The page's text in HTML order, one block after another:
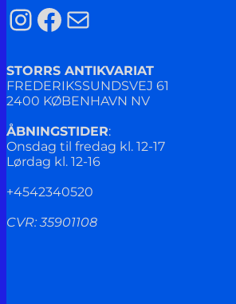
Instagram
Facebook
Mail
STORRS ANTIKVARIAT
FREDERIKSSUNDSVEJ 61
2400 KØBENHAVN NV
ÅBNINGSTIDER:
Onsdag til fredag kl. 12-17
Lørdag kl. 12-16
+4542340520
CVR: 35901108